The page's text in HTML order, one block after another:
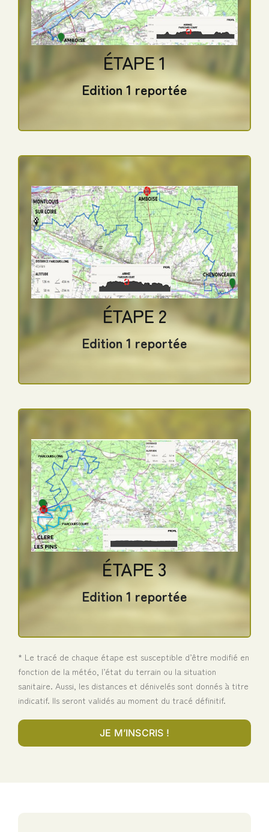
ÉTAPE 1
Edition 1 reportée
Long : 27 km* – 150m D+
Profil : Urbain, Bord de Loire, Vignes
et Foret. Chemin revêtu <10% de la
distance totale
ÉTAPE 2
Edition 1 reportée
Edition 1 reportée
CHENONCEAUX >
MONTLOUIS s/LOIRE
Court : 18 km* – 100m D+
Long : 43 km* – 250m D+
Profil : Foret, Vignes et Bord de Loire.
Chemin revêtu <3% de la distance
totale.
ÉTAPE 3
Edition 1 reportée
Edition 1 reportée
– DOMAINE de la TRIGALIERE – 37340
AMBILLOU
Court : 10 km* – 50m D+
Long : 25 km* – 100m D+
Profil : Circuit en 8 autour d’un site
remarquable. Chemin revêtu <5% de
la distance totale.
* Le tracé de chaque étape est susceptible d’être modifié en
fonction de la météo, l’état du terrain ou la situation
sanitaire. Aussi, les distances et dénivelés sont donnés à titre
indicatif. Ils seront validés au moment du tracé définitif.
JE M’INSCRIS !